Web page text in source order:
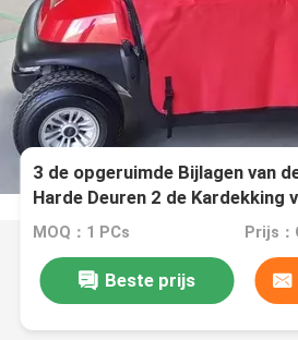
3 de opgeruimde Bijlagen van
Harde Deuren 2 de Kardekking
Passagiersgolf
MOQ：1 PCs Prijs
Beste prijs